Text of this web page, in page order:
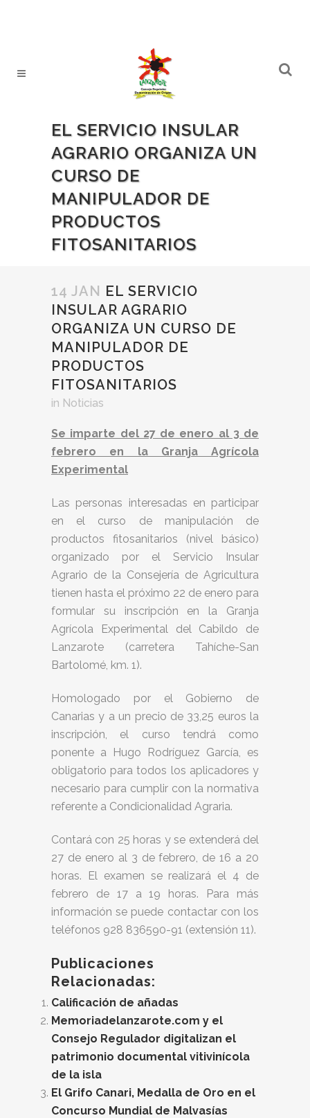
EL SERVICIO INSULAR
AGRARIO ORGANIZA UN
CURSO DE
MANIPULADOR DE
PRODUCTOS
FITOSANITARIOS
14 JAN EL SERVICIO
INSULAR AGRARIO
ORGANIZA UN CURSO DE
MANIPULADOR DE
PRODUCTOS
FITOSANITARIOS
in Noticias
Se imparte del 27 de enero al 3 de
febrero en la Granja Agrícola
Experimental
Las personas interesadas en participar
en el curso de manipulación de
productos fitosanitarios (nivel básico)
organizado por el Servicio Insular
Agrario de la Consejería de Agricultura
tienen hasta el próximo 22 de enero para
formular su inscripción en la Granja
Agrícola Experimental del Cabildo de
Lanzarote (carretera Tahíche-San
Bartolomé, km. 1).
Homologado por el Gobierno de
Canarias y a un precio de 33,25 euros la
inscripción, el curso tendrá como
ponente a Hugo Rodríguez García, es
obligatorio para todos los aplicadores y
necesario para cumplir con la normativa
referente a Condicionalidad Agraria.
Contará con 25 horas y se extenderá del
27 de enero al 3 de febrero, de 16 a 20
horas. El examen se realizará el 4 de
febrero de 17 a 19 horas. Para más
información se puede contactar con los
teléfonos 928 836590-91 (extensión 11).
Publicaciones
Relacionadas:
Calificación de añadas
Memoriadelanzarote.com y el
Consejo Regulador digitalizan el
patrimonio documental vitivinícola
de la isla
El Grifo Canari, Medalla de Oro en el
Concurso Mundial de Malvasías